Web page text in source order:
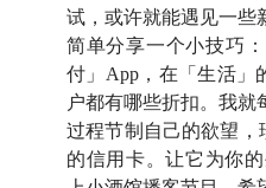
一方面，我听过太多因为
终背上债务的悲惨故事，
的观望态度。
另一方面，以我对傅强的
很高的人，我很疑惑，为
试，或许就能遇见一些
简单分享一个小技巧
付」App，在「生活」
户都有哪些折扣。我就
过程节制自己的欲望，
的信用卡。让它为你